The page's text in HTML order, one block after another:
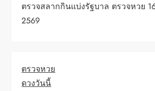
ตรวจสลากกินแบ่งรัฐบาล ตรวจหวย
2569
ตรวจหวย
ดวงวันนี้